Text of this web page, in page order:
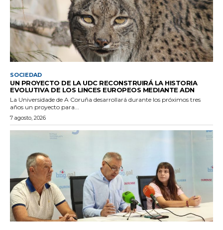
SOCIEDAD
UN PROYECTO DE LA UDC RECONSTRUIRÁ LA HISTORIA
EVOLUTIVA DE LOS LINCES EUROPEOS MEDIANTE ADN
La Universidade de A Coruña desarrollará durante los próximos tres
años un proyecto para...
7 agosto, 2026